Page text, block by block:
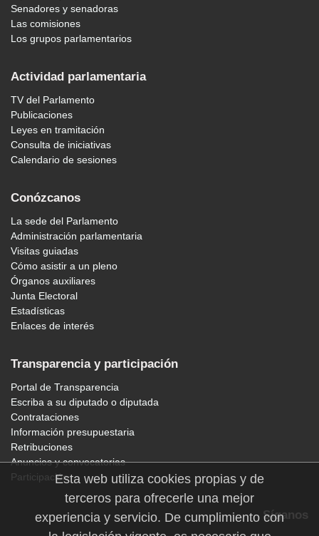
Senadores y senadoras
Las comisiones
Los grupos parlamentarios
Actividad parlamentaria
TV del Parlamento
Publicaciones
Leyes en tramitación
Consulta de iniciativas
Calendario de sesiones
Conózcanos
La sede del Parlamento
Administración parlamentaria
Visitas guiadas
Cómo asistir a un pleno
Órganos auxiliares
Junta Electoral
Estadísticas
Enlaces de interés
Transparencia y participación
Portal de Transparencia
Escriba a su diputado o diputada
Contrataciones
Información presupuestaria
Retribuciones
Anuncios y convocatorias
Participación
Síganos
Esta web utiliza cookies propias y de
terceros para ofrecerle una mejor
experiencia y servicio. De cumplimiento con